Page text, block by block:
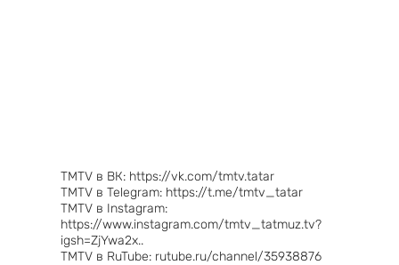
TMTV в ВК: https://vk.com/tmtv.tatar
TMTV в Telegram: https://t.me/tmtv_tatar
TMTV в Instagram:
https://www.instagram.com/tmtv_tatmuz.tv?
igsh=ZjYwa2x..
TMTV в RuTube: rutube.ru/channel/35938876